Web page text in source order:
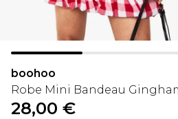
boohoo
Robe Mini Bandeau
28,00 €